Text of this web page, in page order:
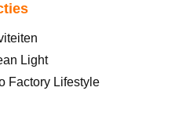
Light
Factory Lifestyle